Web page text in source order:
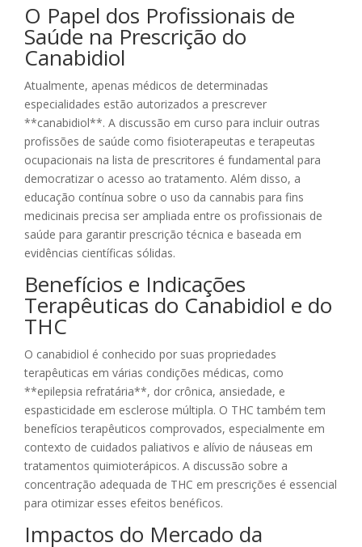
O Papel dos Profissionais de
Saúde na Prescrição do
Canabidiol
Atualmente, apenas médicos de determinadas
especialidades estão autorizados a prescrever
**canabidiol**. A discussão em curso para incluir outras
profissões de saúde como fisioterapeutas e terapeutas
ocupacionais na lista de prescritores é fundamental para
democratizar o acesso ao tratamento. Além disso, a
educação contínua sobre o uso da cannabis para fins
medicinais precisa ser ampliada entre os profissionais de
saúde para garantir prescrição técnica e baseada em
evidências científicas sólidas.
Benefícios e Indicações
Terapêuticas do Canabidiol e do
THC
O canabidiol é conhecido por suas propriedades
terapêuticas em várias condições médicas, como
**epilepsia refratária**, dor crônica, ansiedade, e
espasticidade em esclerose múltipla. O THC também tem
benefícios terapêuticos comprovados, especialmente em
contexto de cuidados paliativos e alívio de náuseas em
tratamentos quimioterápicos. A discussão sobre a
concentração adequada de THC em prescrições é essencial
para otimizar esses efeitos benéficos.
Impactos do Mercado da